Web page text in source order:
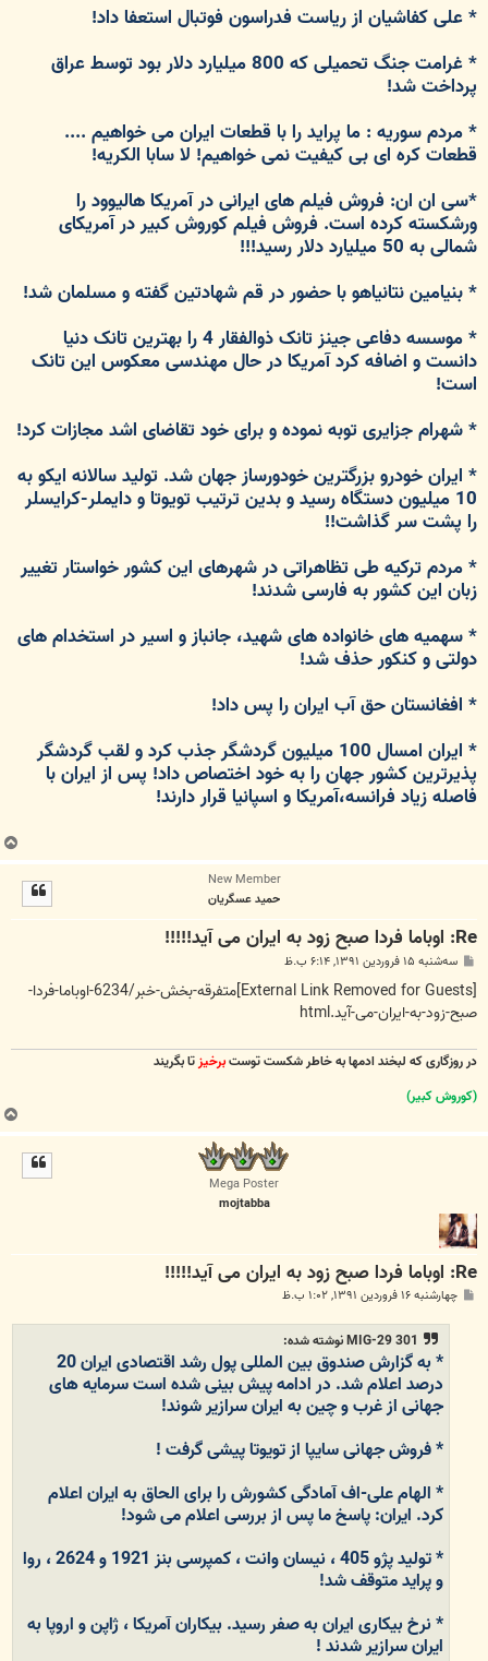
* علی کفاشیان از ریاست فدراسون فوتبال استعفا داد!
* غرامت جنگ تحمیلی که 800 میلیارد دلار بود توسط عراق
پرداخت شد!
* مردم سوریه : ما پراید را با قطعات ایران می خواهیم ....
قطعات کره ای بی کیفیت نمی خواهیم! لا سابا الکریه!
*سی ان ان: فروش فیلم های ایرانی در آمریکا هالیوود را
ورشکسته کرده است. فروش فیلم کوروش کبیر در آمریکای
شمالی به 50 میلیارد دلار رسید!!!
* بنیامین نتانیاهو با حضور در قم شهادتین گفته و مسلمان شد!
* موسسه دفاعی جینز تانک ذوالفقار 4 را بهترین تانک دنیا
دانست و اضافه کرد آمریکا در حال مهندسی معکوس این تانک
است!
* شهرام جزایری توبه نموده و برای خود تقاضای اشد مجازات کرد!
* ایران خودرو بزرگترین خودورساز جهان شد. تولید سالانه ایکو به
10 میلیون دستگاه رسید و بدین ترتیب تویوتا و دایملر-کرایسلر
را پشت سر گذاشت!!
* مردم ترکیه طی تظاهراتی در شهرهای این کشور خواستار تغییر
زبان این کشور به فارسی شدند!
* سهمیه های خانواده های شهید، جانباز و اسیر در استخدام های
دولتی و کنکور حذف شد!
* افغانستان حق آب ایران را پس داد!
* ایران امسال 100 میلیون گردشگر جذب کرد و لقب گردشگر
پذیرترین کشور جهان را به خود اختصاص داد! پس از ایران با
فاصله زیاد فرانسه،آمریکا و اسپانیا قرار دارند!
ب
ا
New Member
حمید عسگریان
Re: اوباما فردا صبح زود به ایران می آید!!!!!
پ
ت
سه‌شنبه ۱۵ فروردین ۱۳۹۱, ۶:۱۴ ب.ظ
متفرقه-بخش-خبر/6234-اوباما-فردا-
صبح-زود-به-ایران-می-آید.html
در روزگاری که لبخند ادمها به خاطر شکست توستبرخیزتا بگریند
(کوروش کبیر)
ب
ا
Mega Poster
mojtabba
Re: اوباما فردا صبح زود به ایران می آید!!!!!
پ چهارشنبه ۱۶ فروردین ۱۳۹۱, ۱:۰۲ ب.ظ
MIG-29 301 نوشته شده:
* به گزارش صندوق بین المللی پول رشد اقتصادی ایران 20
درصد اعلام شد. در ادامه پیش بینی شده است سرمایه های
جهانی از غرب و چین به ایران سرازیر شوند!
* فروش جهانی سایپا از تویوتا پیشی گرفت !
* الهام علی-اف آمادگی کشورش را برای الحاق به ایران اعلام
کرد. ایران: پاسخ ما پس از بررسی اعلام می شود!
* تولید پژو 405 ، نیسان وانت ، کمپرسی بنز 1921 و 2624 ، روا
و پراید متوقف شد!
* نرخ بیکاری ایران به صفر رسید. بیکاران آمریکا ، ژاپن و اروپا به
ایران سرازیر شدند !